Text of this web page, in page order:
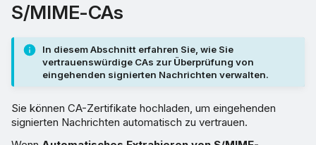
S/MIME-CAs
In diesem Abschnitt erfahren Sie, wie Sie
vertrauenswürdige CAs zur Überprüfung von
eingehenden signierten Nachrichten verwalten.
Sie können CA-Zertifikate hochladen, um eingehenden
signierten Nachrichten automatisch zu vertrauen.